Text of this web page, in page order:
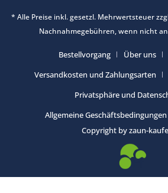
* Alle Preise inkl. gesetzl. Mehrwertsteuer
Nachnahmegebühren, wenn nicht
Bestellvorgang Über uns
Versandkosten und Zahlungsarten
Privatsphäre und
Allgemeine Geschäftsbedingungen
Copyright by zaun-